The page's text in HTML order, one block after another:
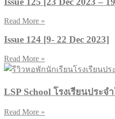
Read More »
Issue 124 [9- 22 Dec 2023]
Read More »
LSP School โรงเรียนประจ
Read More »